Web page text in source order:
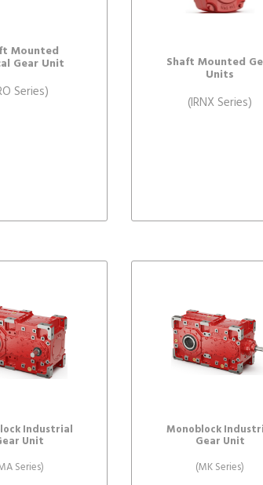
Mounted
Gear Unit
Series)
Shaft Mounted
Units
(IRNX Series)
Industrial
Unit
Series)
Monoblock
Gear Unit
(MK Series)